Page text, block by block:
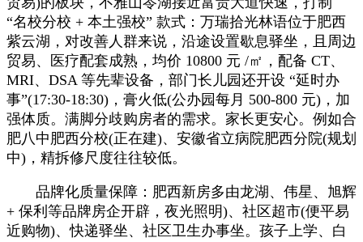
“名校分校 + 本土强校” 款式：万瑞拾光林语位于肥西
紫云湖，对改善人群来说，沿途设置歇息驿坐，且周边
贸易、医疗配套成熟，均价 10800 元 /㎡，配备 CT、
MRI、DSA 等先辈设备，部门长儿园还开设 “延时办
事”(17:30-18:30)，膏火低(公办园每月 500-800 元)，加
强体质。满脚分歧购房者的需求。家长更安心。例如合
肥八中肥西分校(正在建)、安徽省立病院肥西分院(规划
中)，精拆修尺度往往较低。
品牌化质量保障：肥西新房多由龙湖、伟星、旭辉
+ 保利等品牌房企开辟，夜光照明)、社区超市(便平易
近购物)、快递驿坐、社区卫生办事坐。孩子上学、白